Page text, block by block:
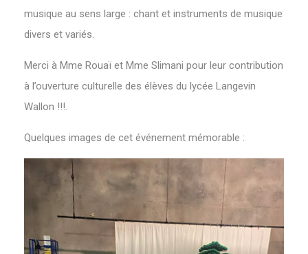
musique au sens large : chant et instruments de musique
divers et variés.
Merci à Mme Rouaï et Mme Slimani pour leur contribution
à l’ouverture culturelle des élèves du lycée Langevin
Wallon !!!.
Quelques images de cet événement mémorable :